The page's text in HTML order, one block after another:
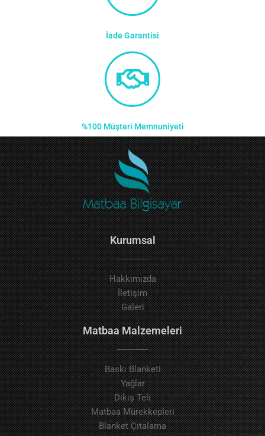
İade Garantisi
%100 Müşteri Memnuniyeti
Kurumsal
Hakkımızda
İletişim
Galeri
Matbaa Malzemeleri
Baskı Blanketi
Yağlar
Dikiş Teli
Matbaa Mürekkepleri
Blanket Çıtalama